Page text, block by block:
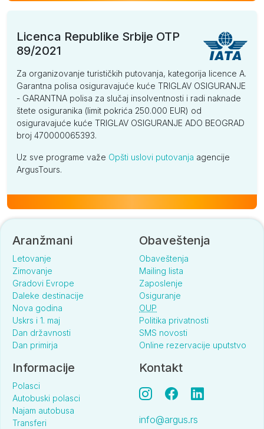
Licenca Republike Srbije OTP
89/2021
Za organizovanje turističkih putovanja, kategorija licence A.
Garantna polisa osiguravajuće kuće TRIGLAV OSIGURANJE
- GARANTNA polisa za slučaj insolventnosti i radi naknade
štete osiguranika (limit pokrića 250.000 EUR) od
osiguravajuće kuće TRIGLAV OSIGURANJE ADO BEOGRAD
broj 470000065393.
Uz sve programe važe Opšti uslovi putovanja agencije
ArgusTours.
Aranžmani
Letovanje
Zimovanje
Gradovi Evrope
Daleke destinacije
Nova godina
Uskrs i 1. maj
Dan državnosti
Dan primirja
Obaveštenja
Obaveštenja
Mailing lista
Zaposlenje
Osiguranje
OUP
Politika privatnosti
SMS novosti
Online rezervacije uputstvo
Informacije
Polasci
Autobuski polasci
Najam autobusa
Transferi
Kontakt
info@argus.rs